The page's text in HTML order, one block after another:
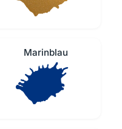
Marinblau